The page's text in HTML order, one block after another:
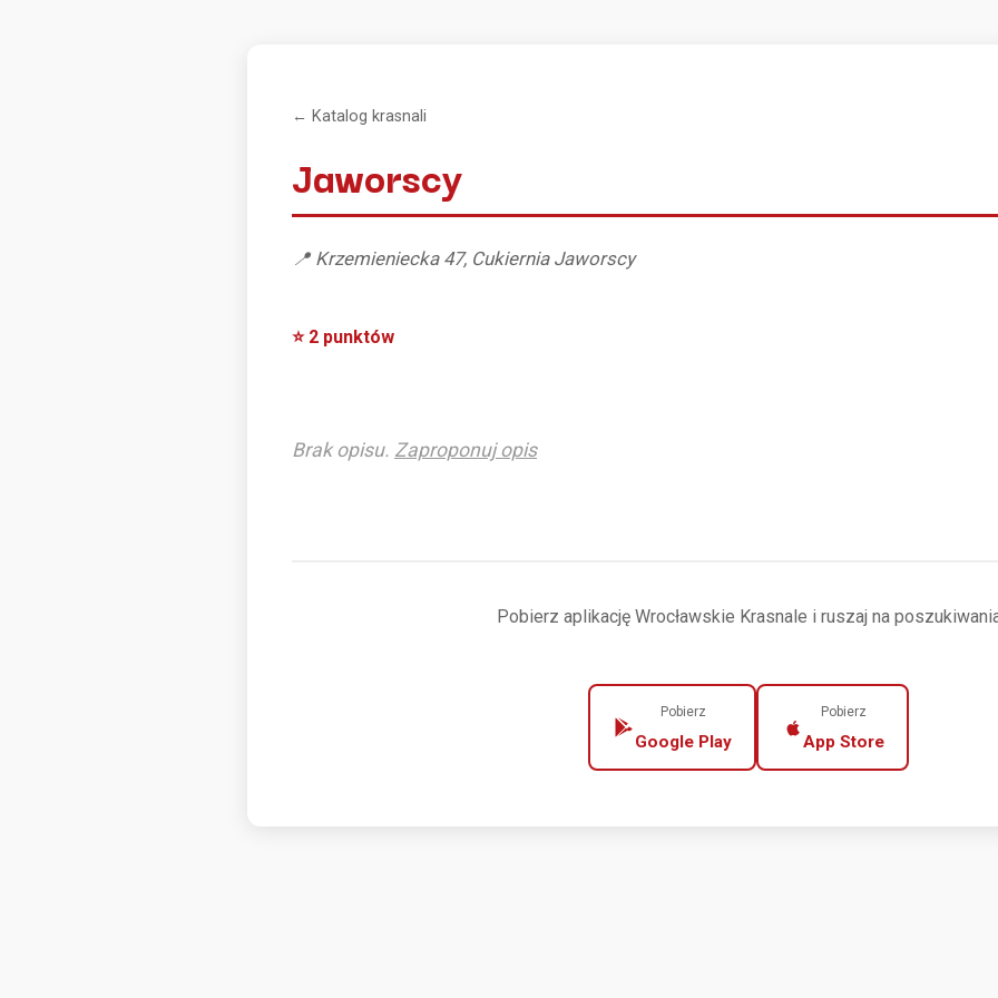
← Katalog krasnali
Jaworscy
📍 Krzemieniecka 47, Cukiernia Jaworscy
⭐ 2 punktów
Brak opisu. Zaproponuj opis
Pobierz aplikację Wrocławskie Krasnale i ruszaj na
Pobierz
Google Play
Pobierz
App Store